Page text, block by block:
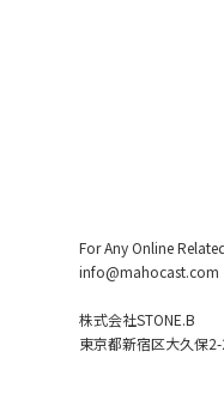
For Any Online
info@mahocast.com
株式会社STONE.B
東京都新宿区大久保